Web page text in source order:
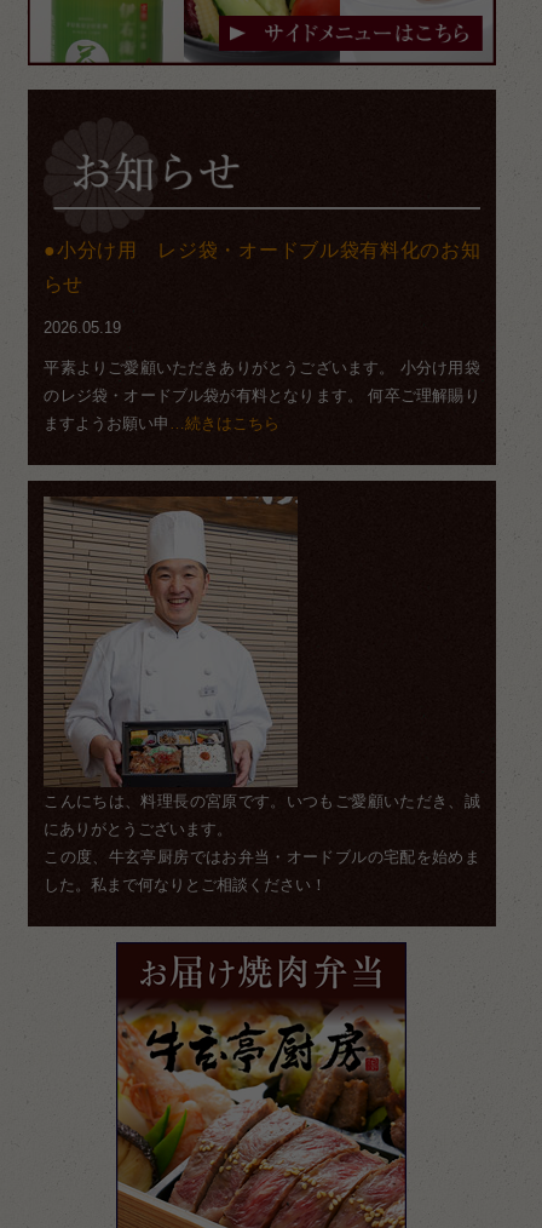
小分け用 レジ袋・オードブル袋有料化のお知
らせ
2026.05.19
平素よりご愛顧いただきありがとうございます。 小分け用袋
のレジ袋・オードブル袋が有料となります。 何卒ご理解賜り
ますようお願い申
…続きはこちら
こんにちは、料理長の宮原です。いつもご愛顧いただき、誠
にありがとうございます。
この度、牛玄亭厨房ではお弁当・オードブルの宅配を始めま
した。私まで何なりとご相談ください！